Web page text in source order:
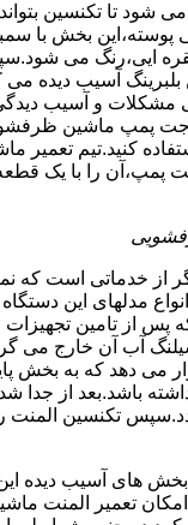
شود تا تکنسین بتواند
بخش با
ایی،رنگ می
بلبرینگ آسیب دیده
مشکلات و آسیب
پمپ ماشین
کنید.تیم تعمیر
پمپ،آن را با یک
از خدماتی است که
مدلهای این دستگاه
پس از تامین تجهیزات
آب آن خارج می
می دهد که به بخش
باشد.بعد از جدا
تکنسین المنت
های آسیب دیده
امکان تعمیر المنت